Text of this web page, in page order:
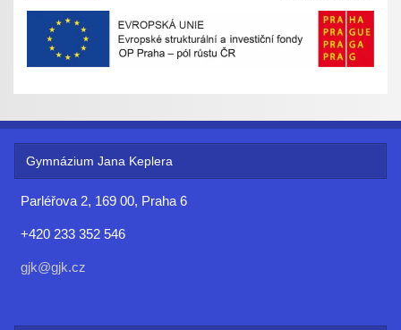
Gymnázium Jana Keplera
Parléřova 2, 169 00, Praha 6
+420 233 352 546
gjk@gjk.cz